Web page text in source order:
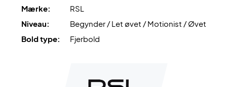
Mærke:
RSL
Niveau:
Begynder / Let øvet / Motionist / Øvet
Bold type:
Fjerbold